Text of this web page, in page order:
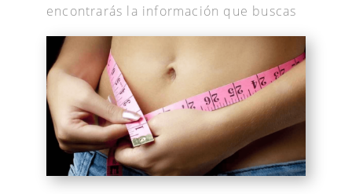
encontrarás la información que buscas